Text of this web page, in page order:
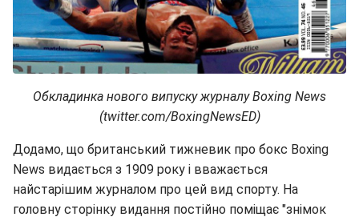
Обкладинка нового випуску журналу Boxing News
(twitter.com/BoxingNewsED)
Додамо, що британський тижневик про бокс Boxing
News видається з 1909 року і вважається
найстарішим журналом про цей вид спорту. На
головну сторінку видання постійно поміщає "знімок